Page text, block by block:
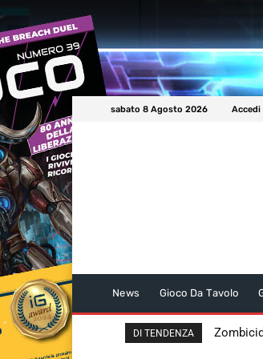
sabato 8 Agosto 2026 Accedi
News Gioco Da Tavolo
DI TENDENZA